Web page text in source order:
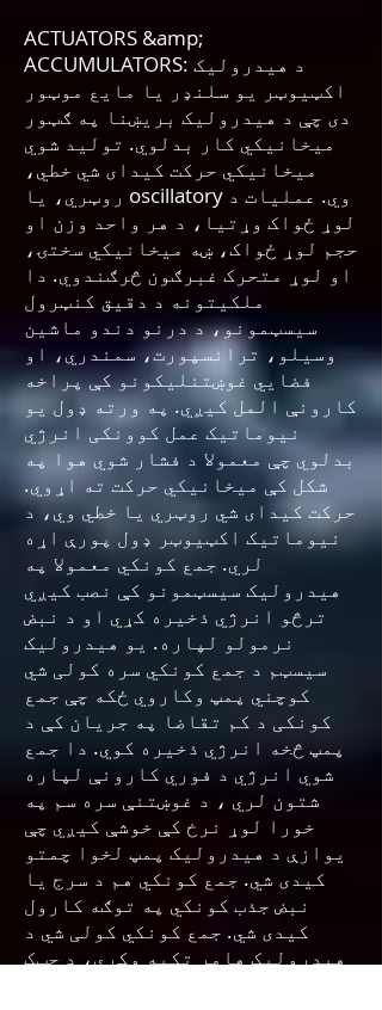
ACTUATORS &amp;
ACCUMULATORS: د هیدرولیک
اکټیوټر یو سلنډر یا مایع موټور
دی چې د هیدرولیک بریښنا په ګټور
میخانیکي کار بدلوي. تولید شوي
میخانیکي حرکت کیدای شي خطي،
روټري، یا oscillatory وي. عملیات د
لوړ ځواک وړتیا، د هر واحد وزن او
حجم لوړ ځواک، ښه میخانیکي سختۍ،
او لوړ متحرک غبرګون څرګندوي. دا
ملکیتونه د دقیق کنټرول
سیسټمونو، د درنو دندو ماشین
وسیلو، ترانسپورت، سمندري، او
فضایي غوښتنلیکونو کې پراخه
کارونې المل کیږي. په ورته ډول یو
نیوماتیک عمل کوونکی انرژي
بدلوي چې معمولا د فشار شوي هوا په
شکل کې میخانیکي حرکت ته اړوي.
حرکت کیدای شي روټري یا خطي وي، د
نیوماتیک اکټیوټر ډول پورې اړه
لري. جمع کونکي معمولا په
هیدرولیک سیسټمونو کې نصب کیږي
ترڅو انرژي ذخیره کړي او د نبض
نرمولو لپاره. یو هیدرولیک
سیسټم د جمع کونکي سره کولی شي
کوچني پمپ وکاروي ځکه چې جمع
کونکی د کم تقاضا په جریان کې د
پمپ څخه انرژي ذخیره کوي. دا جمع
شوي انرژي د فوري کارونې لپاره
شتون لري ، د غوښتنې سره سم په
خورا لوړ نرخ کې خوشې کیږي چې
یوازې د هیدرولیک پمپ لخوا چمتو
کیدی شي. جمع کونکي هم د سرج یا
نبض جذب کونکي په توګه کارول
کیدی شي. جمع کونکي کولی شي د
هیدرولیک هامر تکیه وکړي، د چټک